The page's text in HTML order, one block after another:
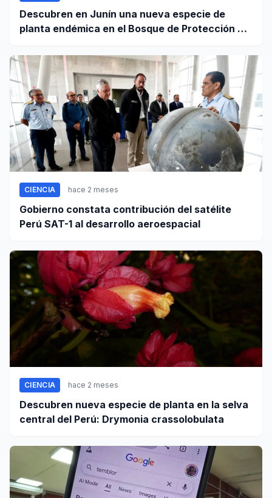
Descubren en Junín una nueva especie de
planta endémica en el Bosque de Protección Pui
CIENCIA hace 2 meses
Gobierno constata contribución del satélite
Perú SAT-1 al desarrollo aeroespacial
CIENCIA hace 2 meses
Descubren nueva especie de planta en la selva
central del Perú: Drymonia crassolobulata